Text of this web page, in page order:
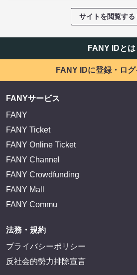
サイトを閲覧する
FANY IDとは
FANY IDに登録・ロ
FANYサービス
FANY
FANY Ticket
FANY Online Ticket
FANY Channel
FANY Crowdfunding
FANY Mall
FANY Commu
法務・規約
プライバシーポリシー
反社会的勢力排除宣言